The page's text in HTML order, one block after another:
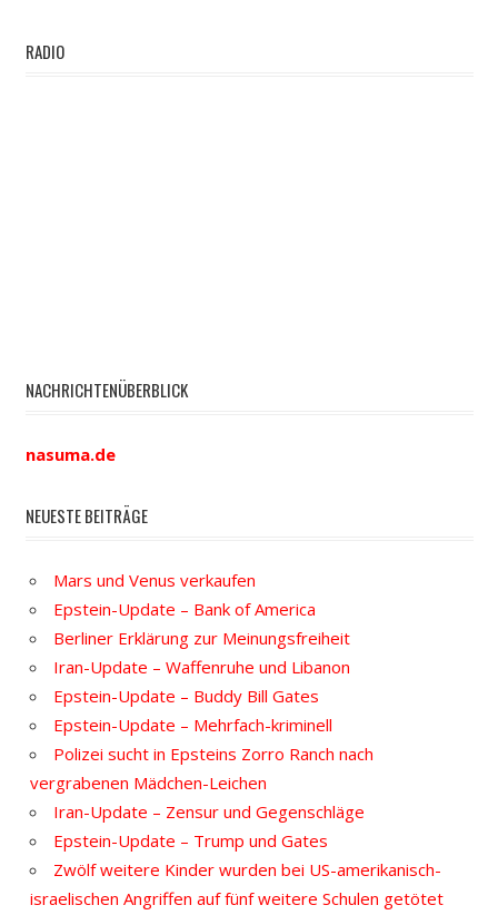
RADIO
NACHRICHTENÜBERBLICK
nasuma.de
NEUESTE BEITRÄGE
Mars und Venus verkaufen
Epstein-Update – Bank of America
Berliner Erklärung zur Meinungsfreiheit
Iran-Update – Waffenruhe und Libanon
Epstein-Update – Buddy Bill Gates
Epstein-Update – Mehrfach-kriminell
Polizei sucht in Epsteins Zorro Ranch nach
vergrabenen Mädchen-Leichen
Iran-Update – Zensur und Gegenschläge
Epstein-Update – Trump und Gates
Zwölf weitere Kinder wurden bei US-amerikanisch-
israelischen Angriffen auf fünf weitere Schulen getötet